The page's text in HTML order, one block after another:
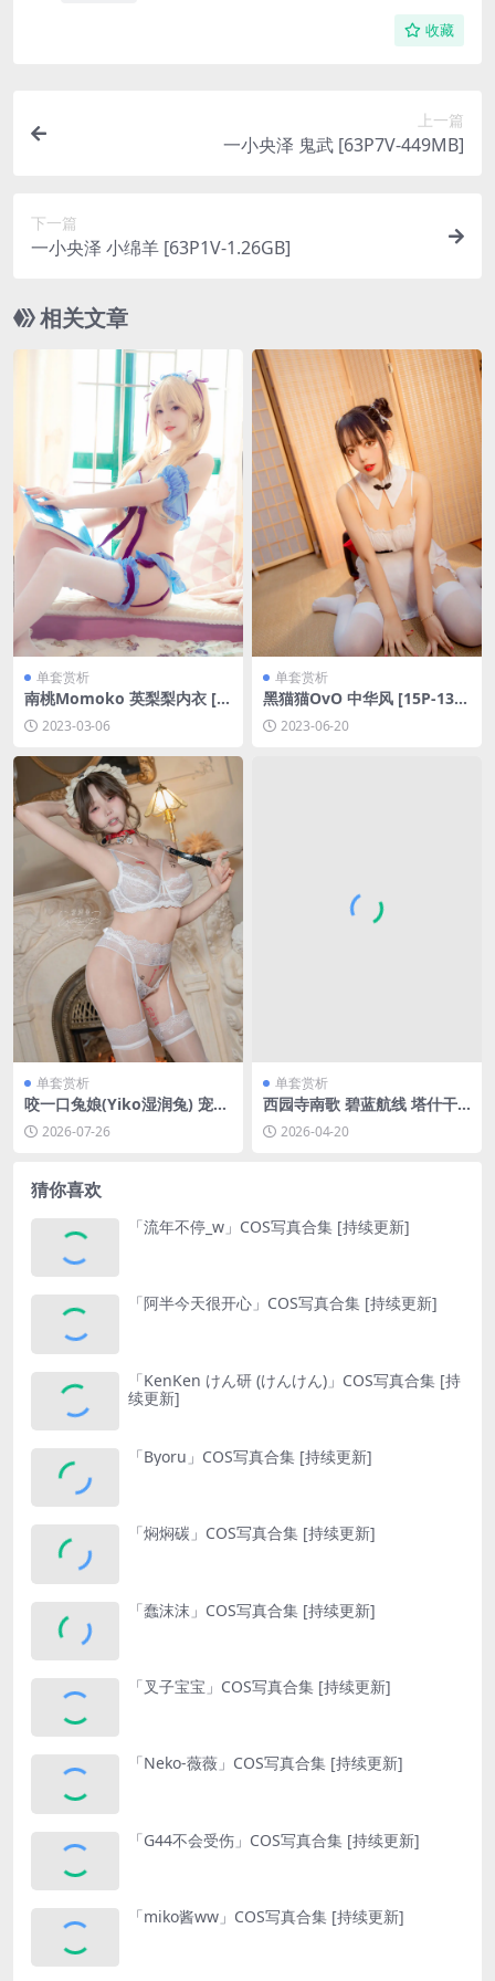
收藏
上一篇
一小央泽 鬼武 [63P7V-449MB]
下一篇
一小央泽 小绵羊 [63P1V-1.26GB]
相关文章
单套赏析
南桃Momoko 英梨梨内衣 [1
8P-100MB]
2023-03-06
单套赏析
黑猫猫OvO 中华风 [15P-131
M] 2023-06-20
单套赏析
咬一口兔娘(Yiko湿润兔) 宠物
女仆养成记 [123P3V-2.07GB]
2026-07-26
单套赏析
西园寺南歌 碧蓝航线 塔什干
[10P-47.6M]
2026-04-20
猜你喜欢
「流年不停_w」COS写真合集 [持续更新]
「阿半今天很开心」COS写真合集 [持续更新]
「KenKen けん研 (けんけん)」COS写真合集 [持
续更新]
「Byoru」COS写真合集 [持续更新]
「焖焖碳」COS写真合集 [持续更新]
「蠢沫沫」COS写真合集 [持续更新]
「叉子宝宝」COS写真合集 [持续更新]
「Neko-薇薇」COS写真合集 [持续更新]
「G44不会受伤」COS写真合集 [持续更新]
「miko酱ww」COS写真合集 [持续更新]